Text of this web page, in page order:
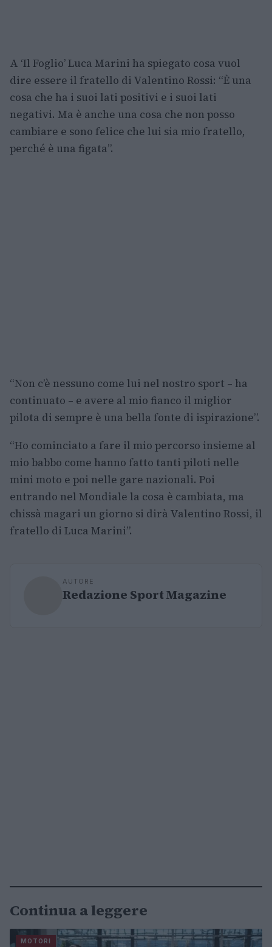
A ‘Il Foglio’ Luca Marini ha spiegato cosa vuol
dire essere il fratello di Valentino Rossi: “È una
cosa che ha i suoi lati positivi e i suoi lati
negativi. Ma è anche una cosa che non posso
cambiare e sono felice che lui sia mio fratello,
perché è una figata”.
“Non c’è nessuno come lui nel nostro sport – ha
continuato – e avere al mio fianco il miglior
pilota di sempre è una bella fonte di ispirazione”.
“Ho cominciato a fare il mio percorso insieme al
mio babbo come hanno fatto tanti piloti nelle
mini moto e poi nelle gare nazionali. Poi
entrando nel Mondiale la cosa è cambiata, ma
chissà magari un giorno si dirà Valentino Rossi, il
fratello di Luca Marini”.
AUTORE
Redazione Sport Magazine
Continua a leggere
MOTORI